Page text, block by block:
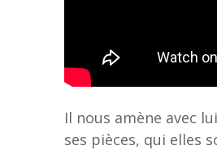
Il nous amène avec
ses pièces, qui elles